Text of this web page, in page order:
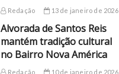
Redação 13 de janeiro de 2026
Alvorada de Santos Reis
mantém tradição cultural
no Bairro Nova América
Redação 10 de janeiro de 2026